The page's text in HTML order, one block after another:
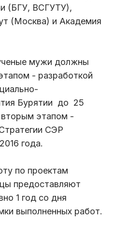
(БГУ, ВСГУТУ),
(Москва) и Академия
мужи должны
- разработкой
Бурятии до 25
вторым этапом -
СЭР
года.
по проектам
предоставляют
1 год со дня
выполненных работ.